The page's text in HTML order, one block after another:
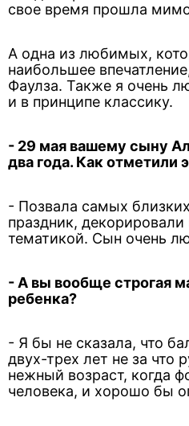
свое время прошла
А одна из любимых,
наибольшее
Фаулза. Также я очень
и в принципе классику.
- 29 мая вашему сыну
два года. Как отметили
- Позвала самых
праздник, декорировали
тематикой. Сын очень
- А вы вообще строгая
ребенка?
- Я бы не сказала, что
двух-трех лет не за что
нежный возраст, когда
человека, и хорошо бы